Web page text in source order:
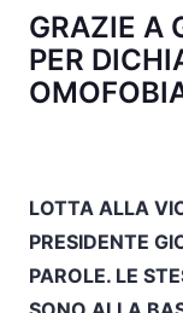
GRAZIE A
PER
LOTTA ALLA
PRESIDENTE
PAROLE. LE